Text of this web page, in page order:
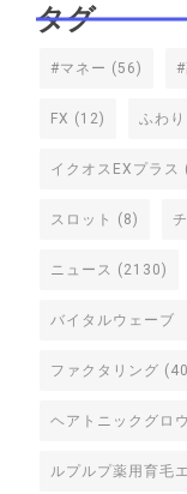
タグ
#マネー (56) #
FX (12) ふわり
イクオスEXプラス
スロット (8)
ニュース (2130)
バイタルウェーブ
ファクタリング
ヘアトニックグロ
ルプルプ薬用育毛